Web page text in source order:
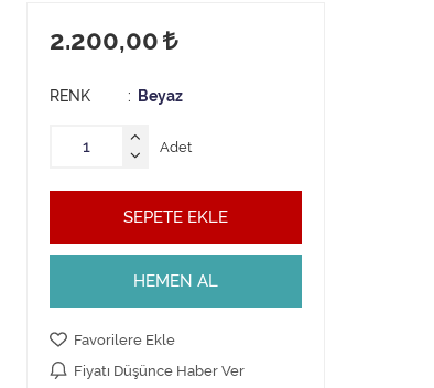
2.200,00
RENK Beyaz
Adet
SEPETE EKLE
HEMEN AL
Favorilere Ekle
Fiyatı Düşünce Haber Ver